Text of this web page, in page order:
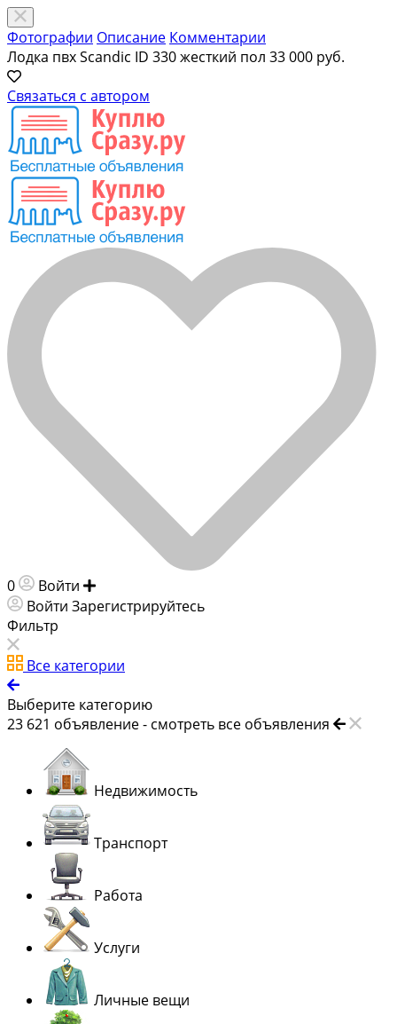
Фотографии Описание Комментарии
Лодка пвх Scandic ID 330 жесткий пол 33 000 руб.
Связаться с автором
0 Войти
Войти Зарегистрируйтесь
Фильтр
Все категории
Выберите категорию
23 621 объявление - смотреть все объявления
Недвижимость
Транспорт
Работа
Услуги
Личные вещи